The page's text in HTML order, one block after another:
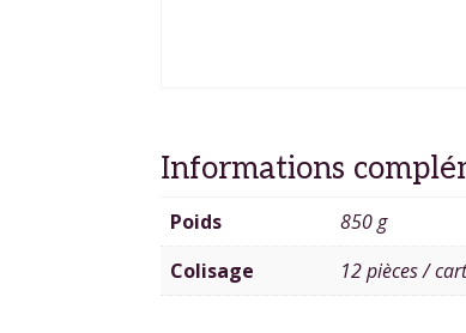
Informations
Poids
850 g
Colisage
12 pièces /